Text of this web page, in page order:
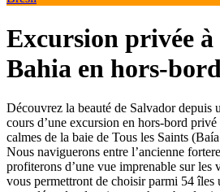
Excursion privée
Bahia en hors-
Découvrez la beauté de Salvador depuis
cours d’une excursion en hors-bord
calmes de la baie de Tous les Saints
Nous naviguerons entre l’ancienne
profiterons d’une vue imprenable sur les
vous permettront de choisir parmi 54 îles